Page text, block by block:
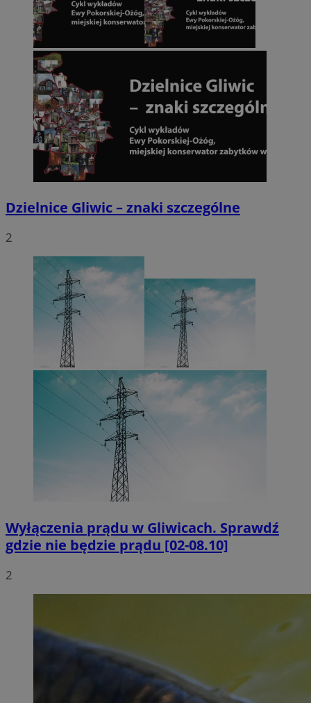
Dzielnice Gliwic – znaki szczególne
2
Wyłączenia prądu w Gliwicach. Sprawdź
gdzie nie będzie prądu [02-08.10]
2